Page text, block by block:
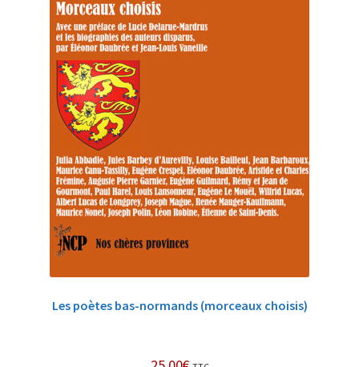
Les poètes bas-normands (morceaux choisis)